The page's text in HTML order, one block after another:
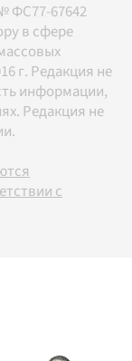
ФС77-67642
в сфере
г. Редакция не
информации,
Редакция не
с